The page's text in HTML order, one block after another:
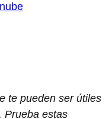
te pueden ser útiles
Prueba estas